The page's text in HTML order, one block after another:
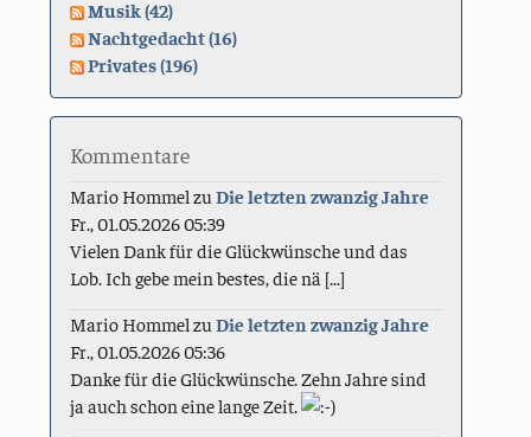
Musik (42)
Nachtgedacht (16)
Privates (196)
Kommentare
Mario Hommel zuDie letzten zwanzig Jahre
Fr., 01.05.2026 05:39
Vielen Dank für die Glückwünsche und das
Lob. Ich gebe mein bestes, die nä [...]
Mario Hommel zuDie letzten zwanzig Jahre
Fr., 01.05.2026 05:36
Danke für die Glückwünsche. Zehn Jahre sind
ja auch schon eine lange Zeit.